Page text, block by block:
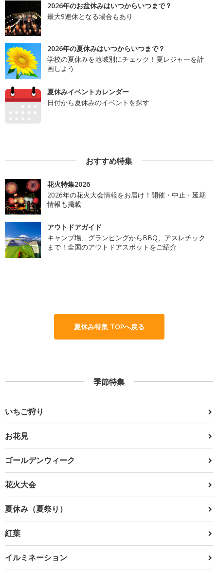
2026年のお盆休みはいつからいつまで？
最大9連休となる場合もあり
2026年の夏休みはいつからいつまで？
学校の夏休みを地域別にチェック！夏レジャーを計
画しよう
夏休みイベントカレンダー
日付から夏休みのイベントを探す
おすすめ特集
花火特集2026
2026年の花火大会情報をお届け！開催・中止・延期
情報も掲載
アウトドアガイド
キャンプ場、グランピングからBBQ、アスレチック
まで！全国のアウトドアスポットをご紹介
夏休み特集 TOPへ戻る
季節特集
いちご狩り
お花見
ゴールデンウィーク
花火大会
夏休み（夏祭り）
紅葉
イルミネーション